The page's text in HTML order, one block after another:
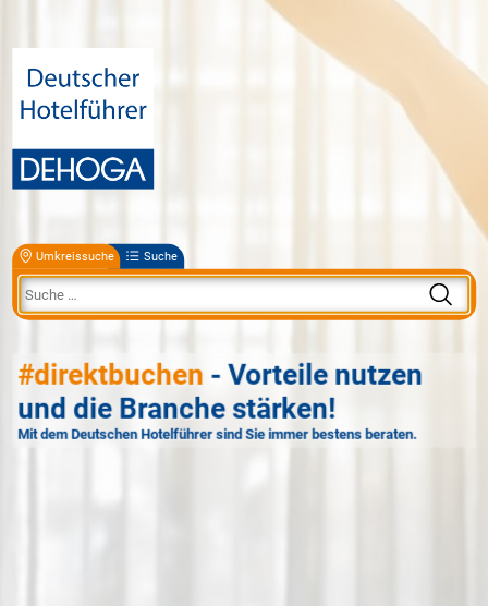
Umkreissuche Suche
#direktbuchen - Vorteile nutzen
und die Branche stärken!
Mit dem Deutschen Hotelführer sind Sie immer bestens beraten.